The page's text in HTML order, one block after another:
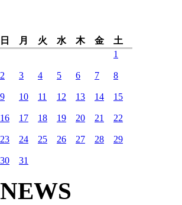
日 月 火 水 木 金
土
1
2 3 4 5 6 7 8
9 10 11 12 13 14 15
16 17 18 19 20 21 22
23 24 25 26 27 28 29
30 31
NEWS